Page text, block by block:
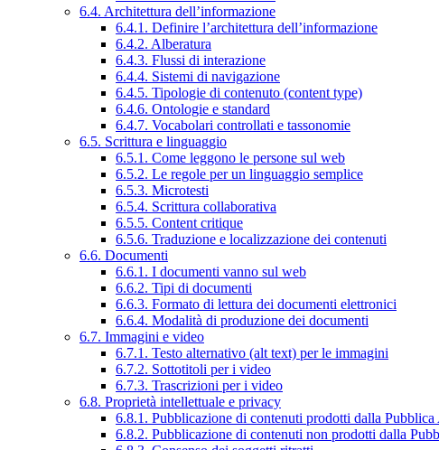
6.4. Architettura dell’informazione
6.4.1. Definire l’architettura dell’informazione
6.4.2. Alberatura
6.4.3. Flussi di interazione
6.4.4. Sistemi di navigazione
6.4.5. Tipologie di contenuto (content type)
6.4.6. Ontologie e standard
6.4.7. Vocabolari controllati e tassonomie
6.5. Scrittura e linguaggio
6.5.1. Come leggono le persone sul web
6.5.2. Le regole per un linguaggio semplice
6.5.3. Microtesti
6.5.4. Scrittura collaborativa
6.5.5. Content critique
6.5.6. Traduzione e localizzazione dei contenuti
6.6. Documenti
6.6.1. I documenti vanno sul web
6.6.2. Tipi di documenti
6.6.3. Formato di lettura dei documenti elettronici
6.6.4. Modalità di produzione dei documenti
6.7. Immagini e video
6.7.1. Testo alternativo (alt text) per le immagini
6.7.2. Sottotitoli per i video
6.7.3. Trascrizioni per i video
6.8. Proprietà intellettuale e privacy
6.8.1. Pubblicazione di contenuti prodotti dalla
6.8.2. Pubblicazione di contenuti non prodotti dalla